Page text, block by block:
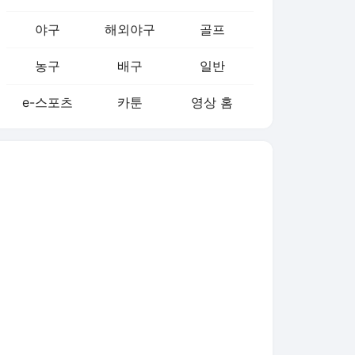
야구 해외야구 골프
농구 배구 일반
e-스포츠 카툰 영상 홈